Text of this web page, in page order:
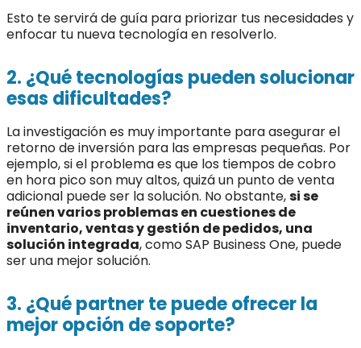
Esto te servirá de guía para priorizar tus necesidades y
enfocar tu nueva tecnología en resolverlo.
2. ¿Qué tecnologías pueden solucionar
esas dificultades?
La investigación es muy importante para asegurar el
retorno de inversión para las empresas pequeñas. Por
ejemplo, si el problema es que los tiempos de cobro
en hora pico son muy altos, quizá un punto de venta
adicional puede ser la solución. No obstante,si se
reúnen varios problemas en cuestiones de
inventario, ventas y gestión de pedidos, una
solución integrada, como SAP Business One, puede
ser una mejor solución.
3. ¿Qué partner te puede ofrecer la
mejor opción de soporte?